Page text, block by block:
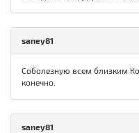
saney81
Соболезную всем близким
конечно.
saney81